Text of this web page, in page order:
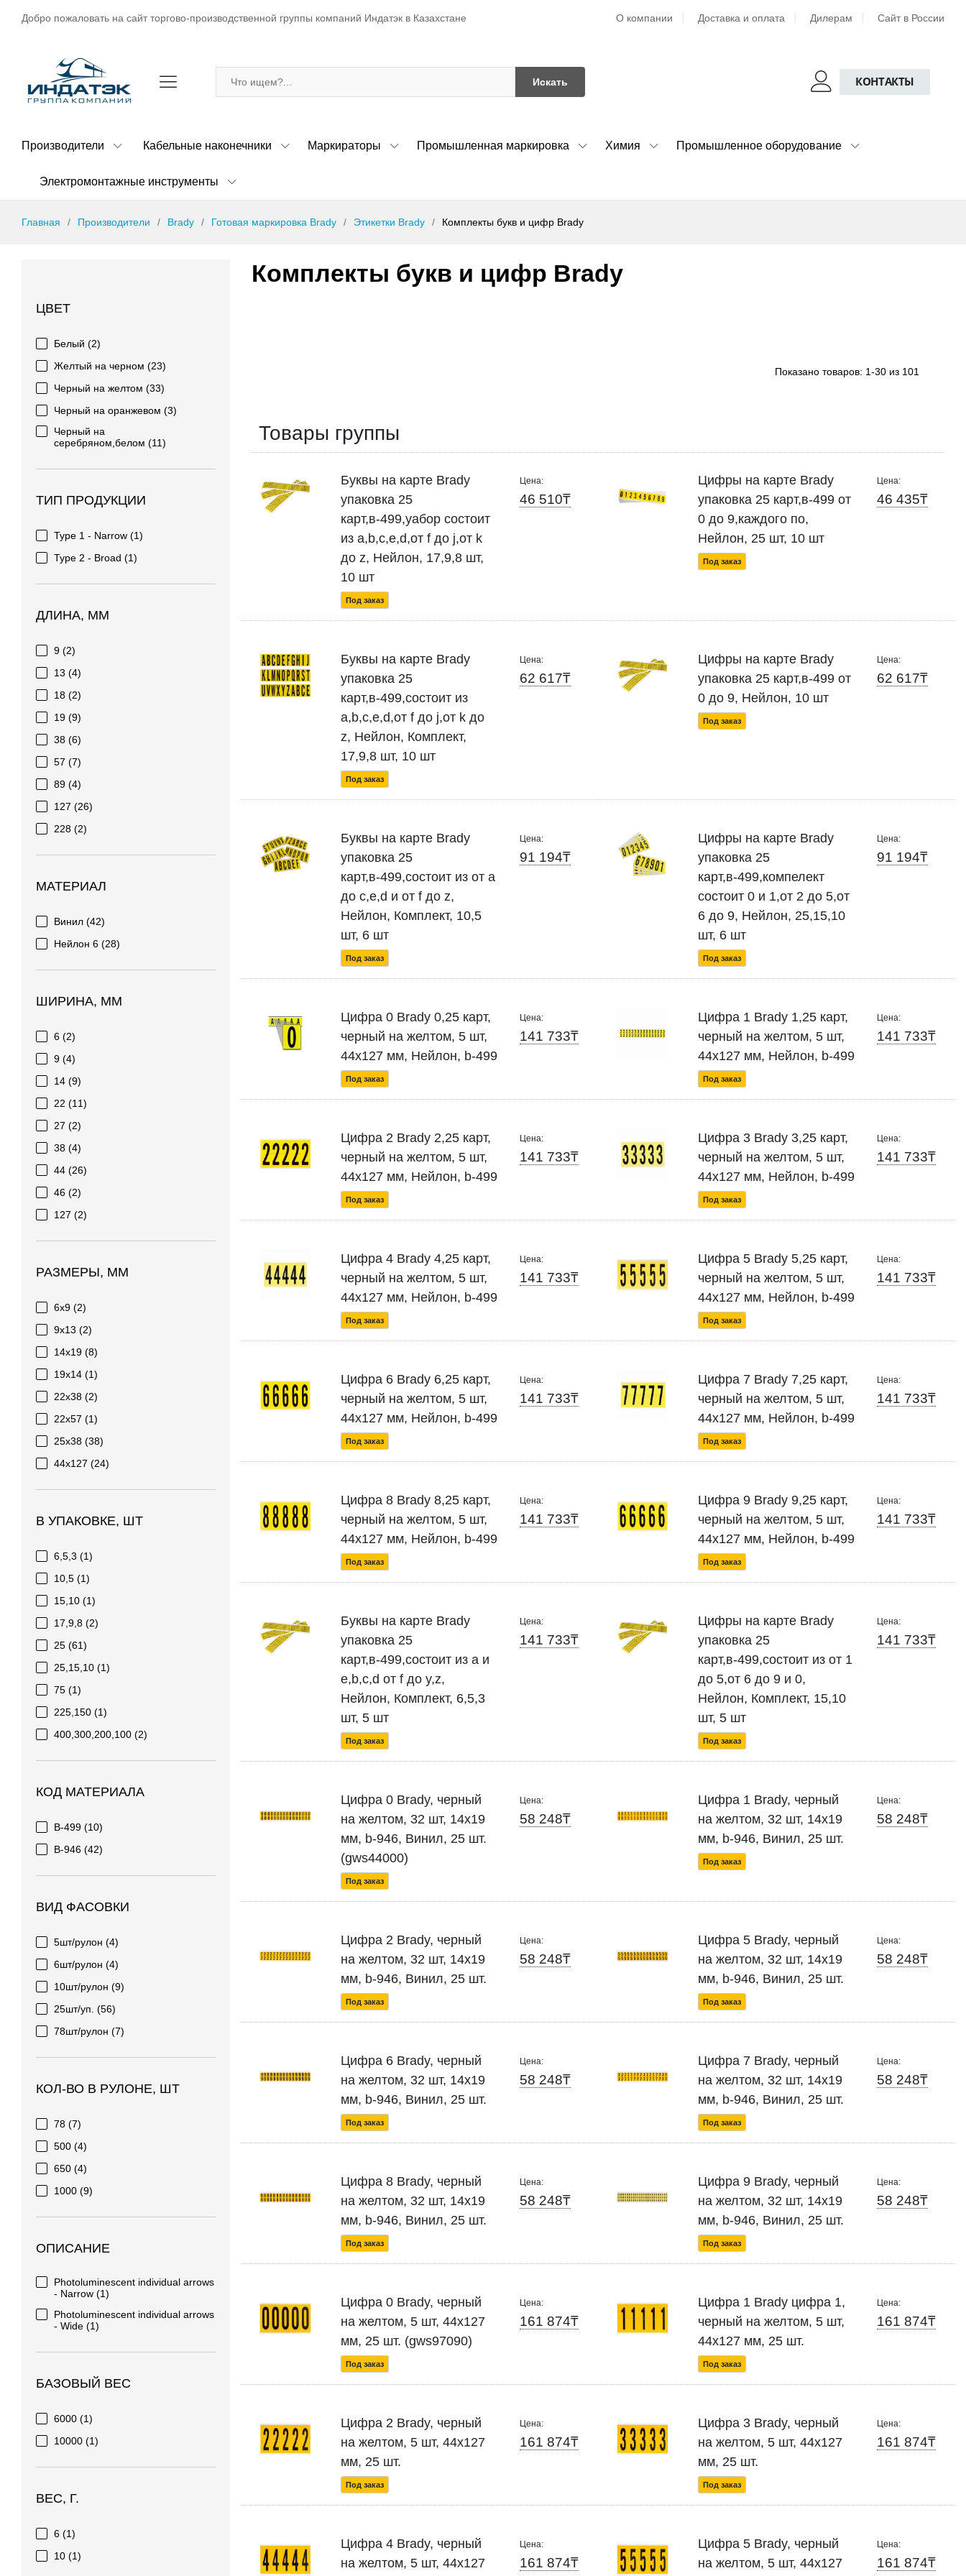
Добро пожаловать на сайт торгово-производственной группы компаний Индатэк в Казахстане О компании Доставка и оплата Дилерам Сайт в России
Искать КОНТАКТЫ
Производители Кабельные наконечники Маркираторы Промышленная маркировка Химия Промышленное оборудование
Электромонтажные инструменты
Главная Производители Brady Готовая маркировка Brady Этикетки Brady Комплекты букв и цифр Brady
ЦВЕТ
Белый (2)
Желтый на черном (23)
Черный на желтом (33)
Черный на оранжевом (3)
Черный на
серебряном,белом (11)
ТИП ПРОДУКЦИИ
Type 1 - Narrow (1)
Type 2 - Broad (1)
ДЛИНА, ММ
9 (2)
13 (4)
18 (2)
19 (9)
38 (6)
57 (7)
89 (4)
127 (26)
228 (2)
МАТЕРИАЛ
Винил (42)
Нейлон 6 (28)
ШИРИНА, ММ
6 (2)
9 (4)
14 (9)
22 (11)
27 (2)
38 (4)
44 (26)
46 (2)
127 (2)
РАЗМЕРЫ, ММ
6x9 (2)
9x13 (2)
14x19 (8)
19x14 (1)
22x38 (2)
22x57 (1)
25x38 (38)
44x127 (24)
В УПАКОВКЕ, ШТ
6,5,3 (1)
10,5 (1)
15,10 (1)
17,9,8 (2)
25 (61)
25,15,10 (1)
75 (1)
225,150 (1)
400,300,200,100 (2)
КОД МАТЕРИАЛА
B-499 (10)
B-946 (42)
ВИД ФАСОВКИ
5шт/рулон (4)
6шт/рулон (4)
10шт/рулон (9)
25шт/уп. (56)
78шт/рулон (7)
КОЛ-ВО В РУЛОНЕ, ШТ
78 (7)
500 (4)
650 (4)
1000 (9)
ОПИСАНИЕ
Photoluminescent individual arrows
- Narrow (1)
Photoluminescent individual arrows
- Wide (1)
БАЗОВЫЙ ВЕС
6000 (1)
10000 (1)
ВЕС, Г.
6 (1)
10 (1)
Комплекты букв и цифр Brady
Показано товаров: 1-30 из 101
Товары группы
Буквы на карте Brady
упаковка 25
карт,в-499,yабор состоит
из a,b,c,e,d,от f до j,от k
до z, Нейлон, 17,9,8 шт,
10 шт
Цена:
46 510₸
Под заказ
Цифры на карте Brady
упаковка 25 карт,в-499 от
0 до 9,каждого по,
Нейлон, 25 шт, 10 шт
Цена:
46 435₸
Под заказ
Буквы на карте Brady
упаковка 25
карт,в-499,состоит из
a,b,c,e,d,от f до j,от k до
z, Нейлон, Комплект,
17,9,8 шт, 10 шт
Цена:
62 617₸
Под заказ
Цифры на карте Brady
упаковка 25 карт,в-499 от
0 до 9, Нейлон, 10 шт
Цена:
62 617₸
Под заказ
Буквы на карте Brady
упаковка 25
карт,в-499,состоит из от a
до c,e,d и от f до z,
Нейлон, Комплект, 10,5
шт, 6 шт
Цена:
91 194₸
Под заказ
Цифры на карте Brady
упаковка 25
карт,в-499,компелект
состоит 0 и 1,от 2 до 5,от
6 до 9, Нейлон, 25,15,10
шт, 6 шт
Цена:
91 194₸
Под заказ
Цифра 0 Brady 0,25 карт,
черный на желтом, 5 шт,
44x127 мм, Нейлон, b-499
Цена:
141 733₸
Под заказ
Цифра 1 Brady 1,25 карт,
черный на желтом, 5 шт,
44x127 мм, Нейлон, b-499
Цена:
141 733₸
Под заказ
Цифра 2 Brady 2,25 карт,
черный на желтом, 5 шт,
44x127 мм, Нейлон, b-499
Цена:
141 733₸
Под заказ
Цифра 3 Brady 3,25 карт,
черный на желтом, 5 шт,
44x127 мм, Нейлон, b-499
Цена:
141 733₸
Под заказ
Цифра 4 Brady 4,25 карт,
черный на желтом, 5 шт,
44x127 мм, Нейлон, b-499
Цена:
141 733₸
Под заказ
Цифра 5 Brady 5,25 карт,
черный на желтом, 5 шт,
44x127 мм, Нейлон, b-499
Цена:
141 733₸
Под заказ
Цифра 6 Brady 6,25 карт,
черный на желтом, 5 шт,
44x127 мм, Нейлон, b-499
Цена:
141 733₸
Под заказ
Цифра 7 Brady 7,25 карт,
черный на желтом, 5 шт,
44x127 мм, Нейлон, b-499
Цена:
141 733₸
Под заказ
Цифра 8 Brady 8,25 карт,
черный на желтом, 5 шт,
44x127 мм, Нейлон, b-499
Цена:
141 733₸
Под заказ
Цифра 9 Brady 9,25 карт,
черный на желтом, 5 шт,
44x127 мм, Нейлон, b-499
Цена:
141 733₸
Под заказ
Буквы на карте Brady
упаковка 25
карт,в-499,состоит из a и
e,b,c,d от f до y,z,
Нейлон, Комплект, 6,5,3
шт, 5 шт
Цена:
141 733₸
Под заказ
Цифры на карте Brady
упаковка 25
карт,в-499,состоит из от 1
до 5,от 6 до 9 и 0,
Нейлон, Комплект, 15,10
шт, 5 шт
Цена:
141 733₸
Под заказ
Цифра 0 Brady, черный
на желтом, 32 шт, 14x19
мм, b-946, Винил, 25 шт.
(gws44000)
Цена:
58 248₸
Под заказ
Цифра 1 Brady, черный
на желтом, 32 шт, 14x19
мм, b-946, Винил, 25 шт.
Цена:
58 248₸
Под заказ
Цифра 2 Brady, черный
на желтом, 32 шт, 14x19
мм, b-946, Винил, 25 шт.
Цена:
58 248₸
Под заказ
Цифра 5 Brady, черный
на желтом, 32 шт, 14x19
мм, b-946, Винил, 25 шт.
Цена:
58 248₸
Под заказ
Цифра 6 Brady, черный
на желтом, 32 шт, 14x19
мм, b-946, Винил, 25 шт.
Цена:
58 248₸
Под заказ
Цифра 7 Brady, черный
на желтом, 32 шт, 14x19
мм, b-946, Винил, 25 шт.
Цена:
58 248₸
Под заказ
Цифра 8 Brady, черный
на желтом, 32 шт, 14x19
мм, b-946, Винил, 25 шт.
Цена:
58 248₸
Под заказ
Цифра 9 Brady, черный
на желтом, 32 шт, 14x19
мм, b-946, Винил, 25 шт.
Цена:
58 248₸
Под заказ
Цифра 0 Brady, черный
на желтом, 5 шт, 44x127
мм, 25 шт. (gws97090)
Цена:
161 874₸
Под заказ
Цифра 1 Brady цифра 1,
черный на желтом, 5 шт,
44x127 мм, 25 шт.
Цена:
161 874₸
Под заказ
Цифра 2 Brady, черный
на желтом, 5 шт, 44x127
мм, 25 шт.
Цена:
161 874₸
Под заказ
Цифра 3 Brady, черный
на желтом, 5 шт, 44x127
мм, 25 шт.
Цена:
161 874₸
Под заказ
Цифра 4 Brady, черный
на желтом, 5 шт, 44x127
Цена:
161 874₸
Цифра 5 Brady, черный
на желтом, 5 шт, 44x127
Цена:
161 874₸